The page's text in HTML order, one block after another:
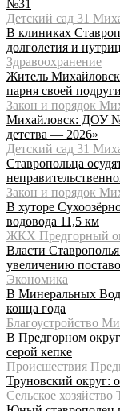
№31
Детский сад 31
В клиниках
долголетия и
Здравоохранение
Житель
парня своей подруги
Закон и порядок
Михайловск: ДОУ
детства — 2026»
Детский сад 31
Ставропольца
Закон и порядок
В хуторе
водовода 11,5 км
ЖКХ Предгорный
Власти
увеличению
Экономика
В Минеральных
конца года
Благоустройство
В Предгорном
серой кепке
Происшествия
Труновский округ:
Сельское